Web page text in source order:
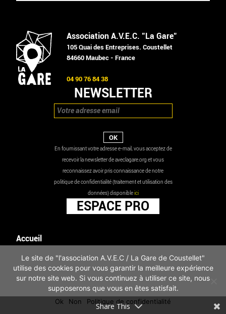
Association A.V.E.C. "La Gare"
105 Quai des Entreprises. Coustellet
84660 Maubec - France
04 90 76 84 38
NEWSLETTER
En fournissant votre adresse e-mail, vous acceptez de
recevoir la newsletter de aveclagare.org et vous
reconnaissez avoir pris connaissance de notre
politique de confidentialité (traitement et utilisation des
données) disponibleici
ESPACE PRO
Accueil
Les actualités
Mentions légales
Infos pratiques
Politique de confidentialité
Share This
Le site de "l'association A.V.E.C / La Gare de Coustellet"
utilise des cookies pour vous garantir la meilleure expérience
sur notre site web. Si vous continuez à utiliser ce site, nous
supposerons que vous en êtes satisfait.
Ok Non Politique de confidentialité